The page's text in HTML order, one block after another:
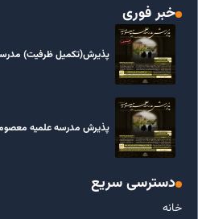
خبر فوری
پذیرش(تکمیل ظرفیت)
پذیرش مدرسه علمیه
دسترسی سریع
خانه